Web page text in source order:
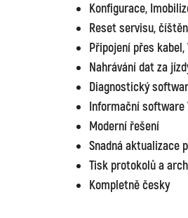
Konfigurace,
Reset servisu,
Připojení přes
Nahrávání dat za
Diagnostický
Informační software
Moderní řešení
Snadná aktualizace
Tisk protokolů a
Kompletně česky